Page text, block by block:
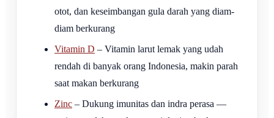
otot, dan keseimbangan gula darah yang diam-
diam berkurang
Vitamin D – Vitamin larut lemak yang udah
rendah di banyak orang Indonesia, makin parah
saat makan berkurang
Zinc – Dukung imunitas dan indra perasa —